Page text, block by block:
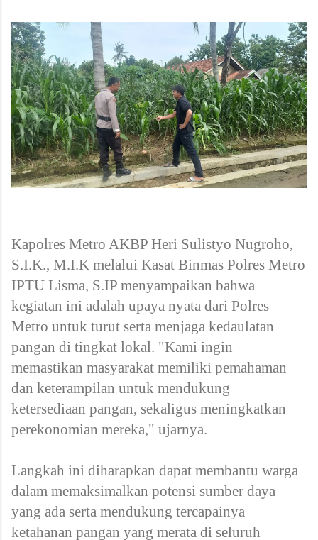
Kapolres Metro AKBP Heri Sulistyo Nugroho,
S.I.K., M.I.K melalui Kasat Binmas Polres Metro
IPTU Lisma, S.IP menyampaikan bahwa
kegiatan ini adalah upaya nyata dari Polres
Metro untuk turut serta menjaga kedaulatan
pangan di tingkat lokal. "Kami ingin
memastikan masyarakat memiliki pemahaman
dan keterampilan untuk mendukung
ketersediaan pangan, sekaligus meningkatkan
perekonomian mereka," ujarnya.
Langkah ini diharapkan dapat membantu warga
dalam memaksimalkan potensi sumber daya
yang ada serta mendukung tercapainya
ketahanan pangan yang merata di seluruh